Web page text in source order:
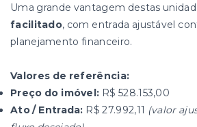
Uma grande vantagem destas
facilitado, com entrada ajustável
planejamento financeiro.
Valores de referência:
Preço do imóvel: R$ 528.153,00
Ato / Entrada: R$ 27.992,11 (valor